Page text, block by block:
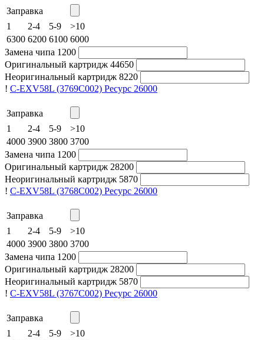
Заправка
1
2-4 5-9
>10
6300 6200 6100 6000
Замена чипа 1200
Оригинальный картридж 44650
Неоригинальный картридж 8220
! C-EXV58L (3769C002) Ресурс 26000
Заправка
1
2-4 5-9
>10
4000 3900 3800 3700
Замена чипа 1200
Оригинальный картридж 28200
Неоригинальный картридж 5870
! C-EXV58L (3768C002) Ресурс 26000
Заправка
1
2-4 5-9
>10
4000 3900 3800 3700
Замена чипа 1200
Оригинальный картридж 28200
Неоригинальный картридж 5870
! C-EXV58L (3767C002) Ресурс 26000
Заправка
1
2-4 5-9
>10